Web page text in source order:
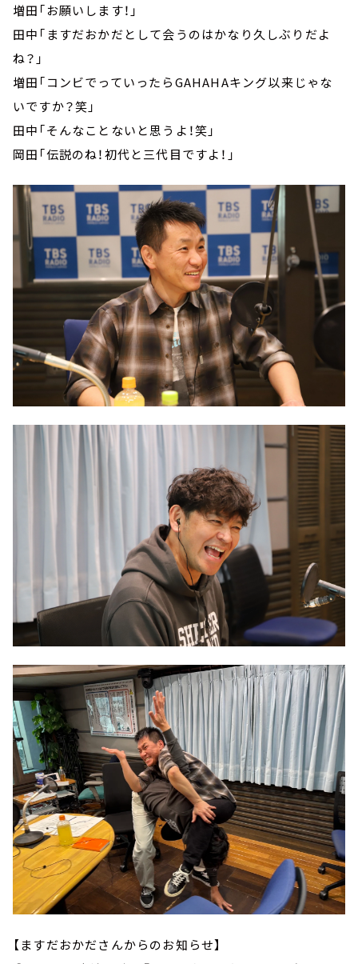
増田「お願いします！」
田中「ますだおかだとして会うのはかなり久しぶりだよ
ね？」
増田「コンビでっていったらGAHAHAキング以来じゃな
いですか？笑」
田中「そんなことないと思うよ！笑」
岡田「伝説のね！初代と三代目ですよ！」
【ますだおかださんからのお知らせ】